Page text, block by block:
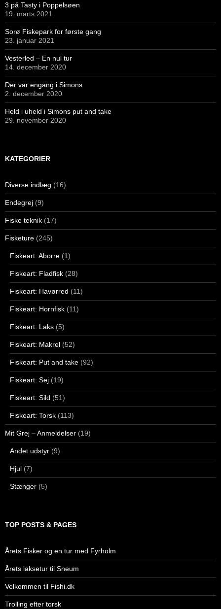
3 på Tasty i Poppelsøen
19. marts 2021
Sorø Fiskepark for første gang
23. januar 2021
Vesterled – En nul tur
14. december 2020
Der var engang i Simons
2. december 2020
Held i uheld i Simons put and take
29. november 2020
KATEGORIER
Diverse indlæg (16)
Endegrej (9)
Fiske teknik (17)
Fisketure (245)
Fiskeart: Aborre (1)
Fiskeart: Fladfisk (28)
Fiskeart: Havørred (11)
Fiskeart: Hornfisk (11)
Fiskeart: Laks (5)
Fiskeart: Makrel (52)
Fiskeart: Put and take (92)
Fiskeart: Sej (19)
Fiskeart: Sild (51)
Fiskeart: Torsk (113)
Mit Grej – Anmeldelser (19)
Andet udstyr (9)
Hjul (7)
Stænger (5)
TOP POSTS & PAGES
Årets Fisker og en tur med Fyrholm
Årets laksetur til Sneum
Velkommen til Fishi.dk
Trolling efter torsk